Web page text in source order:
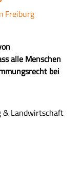
Freiburg
alle Menschen
bei
& Landwirtschaft